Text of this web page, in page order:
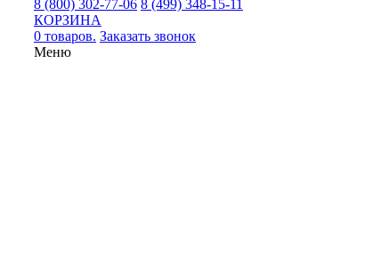
8 (800) 302-77-06 8 (499) 348-15-11
КОРЗИНА
0 товаров. Заказать звонок
Меню